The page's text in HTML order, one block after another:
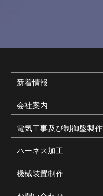
新着情報
会社案内
電気工事及び制御盤製作
ハーネス加工
機械装置制作